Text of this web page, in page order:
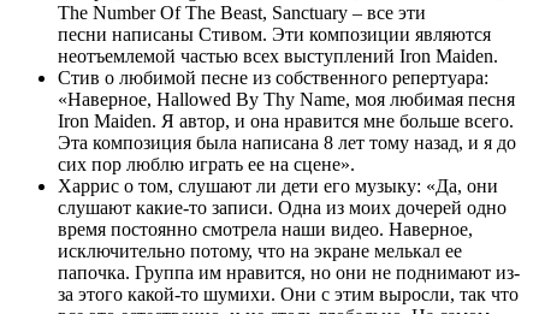
The Number Of The Beast, Sanctuary – все эти
песни написаны Стивом. Эти композиции являются
неотъемлемой частью всех выступлений Iron Maiden.
Стив о любимой песне из собственного репертуара:
«Наверное, Hallowed By Thy Name, моя любимая песня
Iron Maiden. Я автор, и она нравится мне больше всего.
Эта композиция была написана 8 лет тому назад, и я до
сих пор люблю играть ее на сцене».
Харрис о том, слушают ли дети его музыку: «Да, они
слушают какие-то записи. Одна из моих дочерей одно
время постоянно смотрела наши видео. Наверное,
исключительно потому, что на экране мелькал ее
папочка. Группа им нравится, но они не поднимают из-
за этого какой-то шумихи. Они с этим выросли, так что